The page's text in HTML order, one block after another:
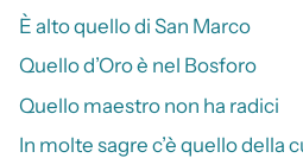
È alto quello di San Marco
Quello d’Oro è nel Bosforo
Quello maestro non ha radici
In molte sagre c’è quello della